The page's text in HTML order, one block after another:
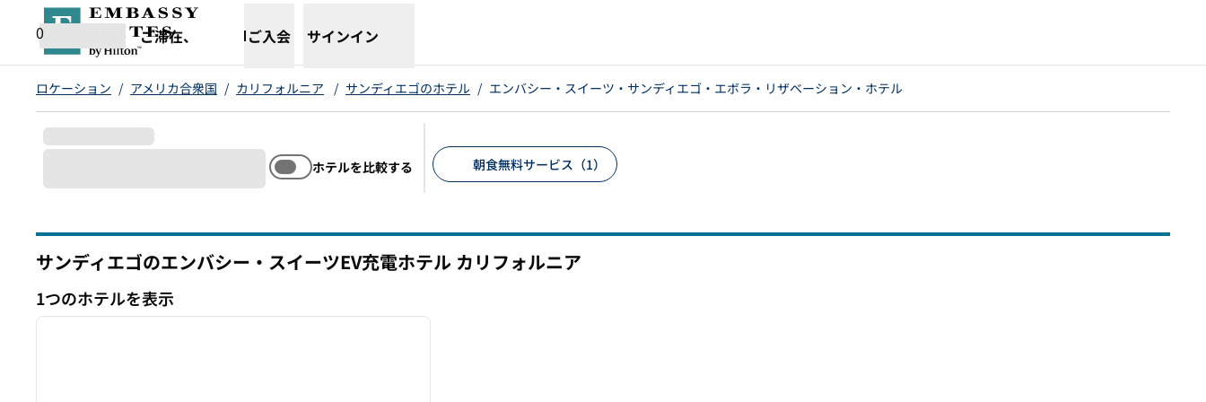
コンテンツに移動
0
ご滞在、
新しいタブで開きます
ご入会 サインイン
ロケーション / アメリカ合衆国 / カリフォルニア / サンディエゴのホテル / エンバシー・スイーツ・サンディエゴ・エボラ・リザベーション・ホテル
ホテルを比較する 朝食無料サービス（1）
サンディエゴのエンバシー・スイーツEV充電ホテル カリフォルニア
1つのホテルを表示
1つのホテルを表示
1/12
次の画像